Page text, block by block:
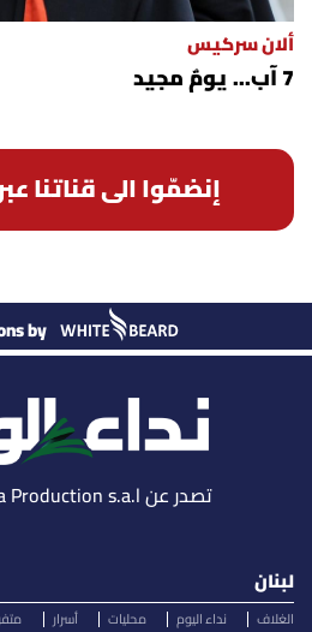
ألان سركيس
7 آب... يومٌ مجيد
إنضمّوا الى قناتنا
by
تصدر عن Lebanese Media Production s.a.l
لبنان
الغلاف نداء اليوم محليات أسرار